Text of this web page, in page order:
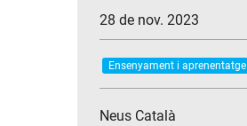
28 de nov. 2023
Ensenyament i aprenentatge
Neus Català